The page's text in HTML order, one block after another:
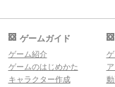
ゲームガイド
ゲーム紹介
ゲームのはじめかた
キャラクター作成